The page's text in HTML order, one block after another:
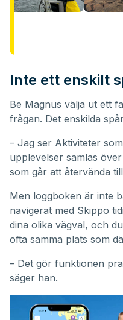
Inte ett enskilt
Be Magnus välja ut ett
frågan. Det enskilda
– Jag ser Aktiviteter
upplevelser samlas
som går att återvända
Men loggboken är inte
navigerat med Skippo
dina olika vägval, och
ofta samma plats som
– Det gör funktionen
säger han.